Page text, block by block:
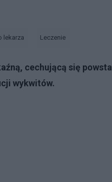
lekarza Leczenie
cechującą się
wykwitów.